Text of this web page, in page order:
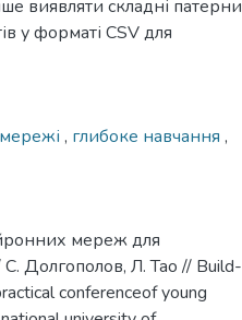
виявляти складні патерни
у форматі CSV для
, глибоке навчання ,
мереж для
Долгополов, Л. Тао // Build-
conferenceof young